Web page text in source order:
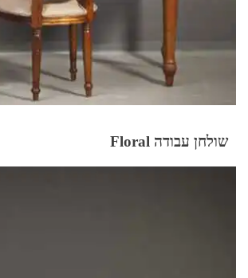
שולחן עבודה Floral